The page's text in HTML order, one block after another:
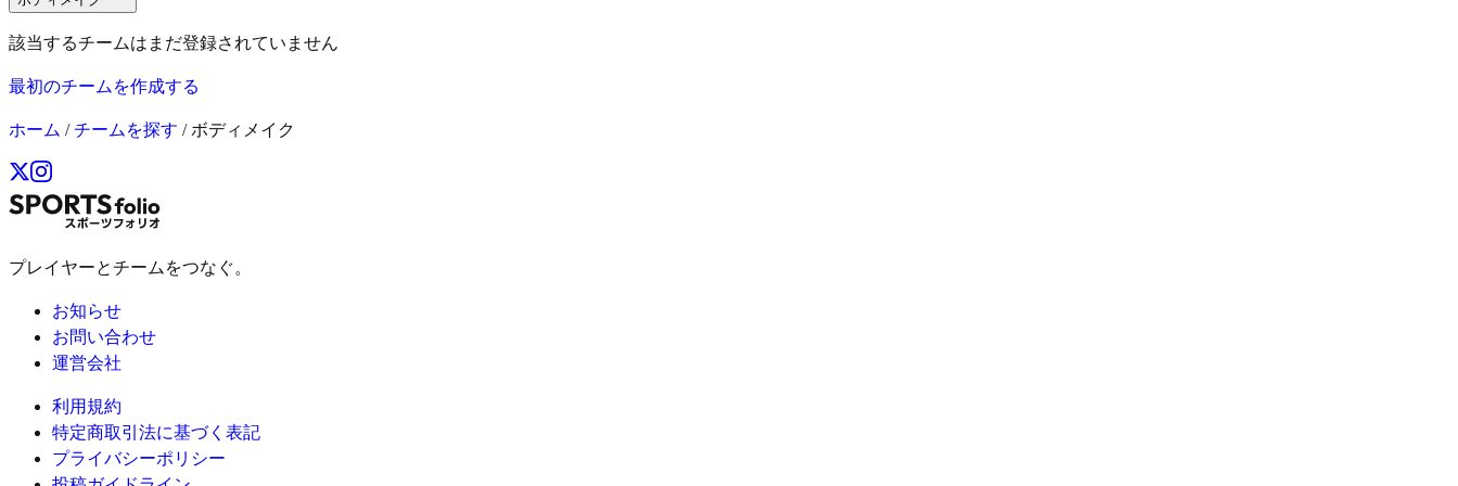
該当するチームはまだ登録されていません
最初のチームを作成する
ホーム /チームを探す / ボディメイク
プレイヤーとチームをつなぐ。
お知らせ
お問い合わせ
運営会社
利用規約
特定商取引法に基づく表記
プライバシーポリシー